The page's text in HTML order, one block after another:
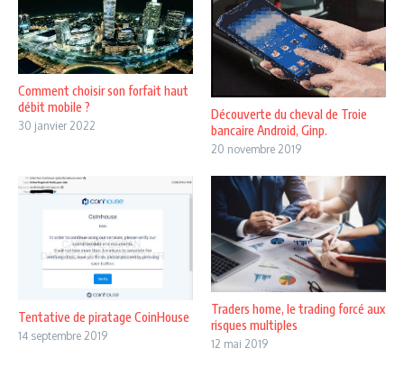
Comment choisir son forfait haut
débit mobile ?
30 janvier 2022
Découverte du cheval de Troie
bancaire Android, Ginp.
20 novembre 2019
Tentative de piratage CoinHouse
14 septembre 2019
Traders home, le trading forcé aux
risques multiples
12 mai 2019